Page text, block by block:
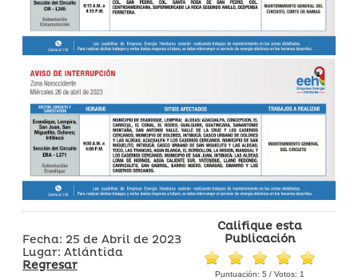
Fecha: 25 de Abril de 2023
Lugar: Atlántida
Regresar
Califique esta
Publicación
Puntuación: 5 / Votos: 1